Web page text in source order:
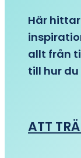
Här
allt från
till hur
ATT